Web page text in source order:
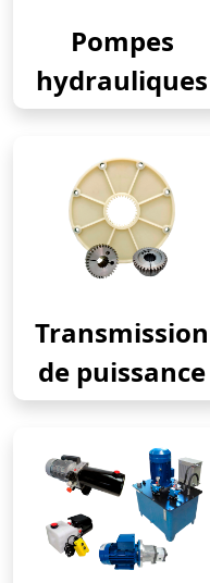
Pompes
hydrauliques
Transmission
de puissance